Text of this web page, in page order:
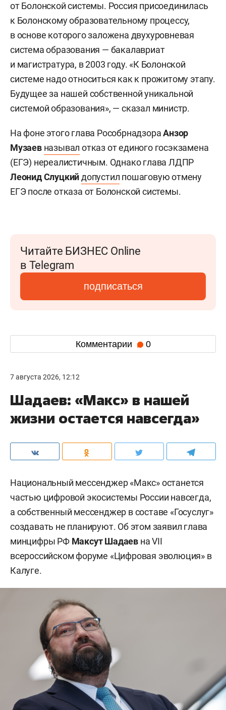
от Болонской системы. Россия присоединилась
к Болонскому образовательному процессу,
в основе которого заложена двухуровневая
система образования — бакалавриат
и магистратура, в 2003 году. «К Болонской
системе надо относиться как к прожитому этапу.
Будущее за нашей собственной уникальной
системой образования», — сказал министр.
На фоне этого глава РособрнадзораАнзор
Музаев называл отказ от единого госэкзамена
(ЕГЭ) нереалистичным. Однако глава ЛДПР
Леонид Слуцкийдопустил пошаговую отмену
ЕГЭ после отказа от Болонской системы.
Читайте БИЗНЕС Online
в Telegram
подписаться
Комментарии 0
7 августа 2026, 12:12
Шадаев: «Макс» в нашей
жизни остается навсегда»
Национальный мессенджер «Макс» останется
частью цифровой экосистемы России навсегда,
а собственный мессенджер в составе «Госуслуг»
создавать не планируют. Об этом заявил глава
минцифры РФ Максут Шадаев на VII
всероссийском форуме «Цифровая эволюция» в
Калуге.